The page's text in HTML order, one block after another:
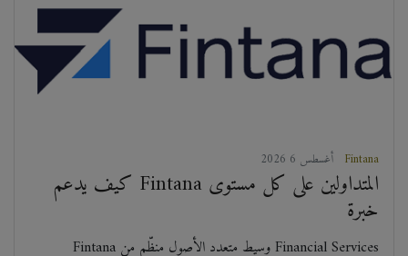
Fintana
كيف يدعم Fintana المتداولين على كل مستوى
خبرة
Fintana وسيط متعدد الأصول منظّم من Financial Services